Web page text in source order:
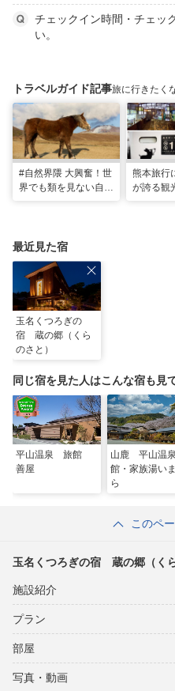
チェックイン時間・チェッ
い。
トラベルガイド記事旅に行きたく
#自然界隈 大興奮！世
界でも類を見ない自然
熊本旅行
が誇る観
最近見た宿
玉名くつろぎの
宿 蔵の郷（くら
のさと）
同じ宿を見た人はこんな宿も見
平山温泉 旅館
善屋
山鹿 平山温
館・家族湯い
ら
このペ
玉名くつろぎの宿 蔵の郷（くら
施設紹介
プラン
部屋
写真・動画